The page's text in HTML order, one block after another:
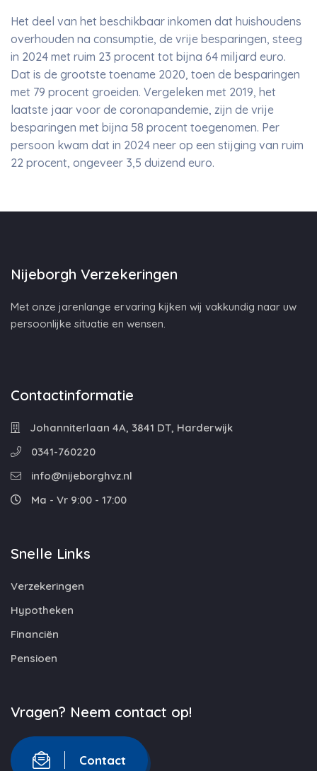
Het deel van het beschikbaar inkomen dat huishoudens
overhouden na consumptie, de vrije besparingen, steeg
in 2024 met ruim 23 procent tot bijna 64 miljard euro.
Dat is de grootste toename 2020, toen de besparingen
met 79 procent groeiden. Vergeleken met 2019, het
laatste jaar voor de coronapandemie, zijn de vrije
besparingen met bijna 58 procent toegenomen. Per
persoon kwam dat in 2024 neer op een stijging van ruim
22 procent, ongeveer 3,5 duizend euro.
Nijeborgh Verzekeringen
Met onze jarenlange ervaring kijken wij vakkundig naar uw
persoonlijke situatie en wensen.
Contactinformatie
Johanniterlaan 4A, 3841 DT, Harderwijk
0341-760220
info@nijeborghvz.nl
Ma - Vr 9:00 - 17:00
Snelle Links
Verzekeringen
Hypotheken
Financiën
Pensioen
Vragen? Neem contact op!
Contact